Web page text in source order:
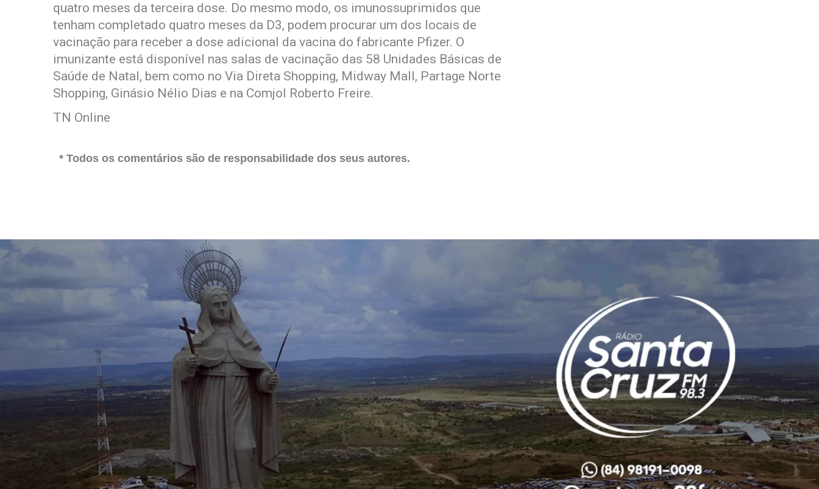
quatro meses da terceira dose. Do mesmo modo, os imunossuprimidos que
tenham completado quatro meses da D3, podem procurar um dos locais de
vacinação para receber a dose adicional da vacina do fabricante Pfizer. O
imunizante está disponível nas salas de vacinação das 58 Unidades Básicas de
Saúde de Natal, bem como no Via Direta Shopping, Midway Mall, Partage Norte
Shopping, Ginásio Nélio Dias e na Comjol Roberto Freire.
TN Online
* Todos os comentários são de responsabilidade dos seus autores.